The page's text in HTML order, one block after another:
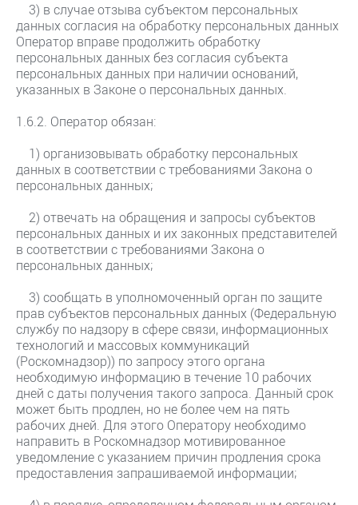
3) в случае отзыва субъектом персональных
данных согласия на обработку персональных данных
Оператор вправе продолжить обработку
персональных данных без согласия субъекта
персональных данных при наличии оснований,
указанных в Законе о персональных данных.
1.6.2. Оператор обязан:
1) организовывать обработку персональных
данных в соответствии с требованиями Закона о
персональных данных;
2) отвечать на обращения и запросы субъектов
персональных данных и их законных представителей
в соответствии с требованиями Закона о
персональных данных;
3) сообщать в уполномоченный орган по защите
прав субъектов персональных данных (Федеральную
службу по надзору в сфере связи, информационных
технологий и массовых коммуникаций
(Роскомнадзор)) по запросу этого органа
необходимую информацию в течение 10 рабочих
дней с даты получения такого запроса. Данный срок
может быть продлен, но не более чем на пять
рабочих дней. Для этого Оператору необходимо
направить в Роскомнадзор мотивированное
уведомление с указанием причин продления срока
предоставления запрашиваемой информации;